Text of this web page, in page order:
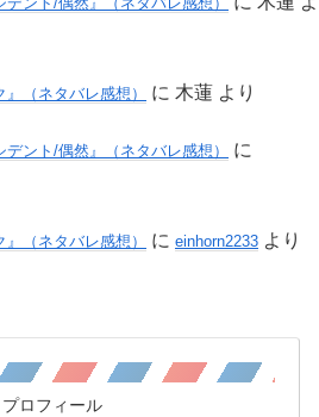
（ネタバレ感想） に 木蓮 より
ント/偶然』（ネタバレ感想） に
（ネタバレ感想） に einhorn2233 より
プロフィール